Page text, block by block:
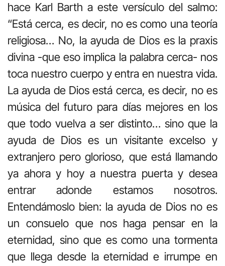
hace Karl Barth a este versículo del salmo:
“Está cerca, es decir, no es como una teoría
religiosa… No, la ayuda de Dios es la praxis
divina -que eso implica la palabra cerca- nos
toca nuestro cuerpo y entra en nuestra vida.
La ayuda de Dios está cerca, es decir, no es
música del futuro para días mejores en los
que todo vuelva a ser distinto… sino que la
ayuda de Dios es un visitante excelso y
extranjero pero glorioso, que está llamando
ya ahora y hoy a nuestra puerta y desea
entrar adonde estamos nosotros.
Entendámoslo bien: la ayuda de Dios no es
un consuelo que nos haga pensar en la
eternidad, sino que es como una tormenta
que llega desde la eternidad e irrumpe en